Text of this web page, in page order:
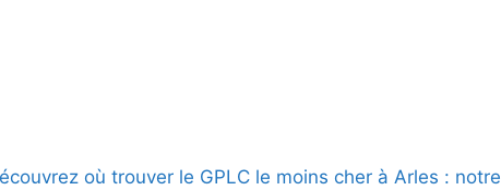
où trouver le GPLC le moins cher à Arles : notre